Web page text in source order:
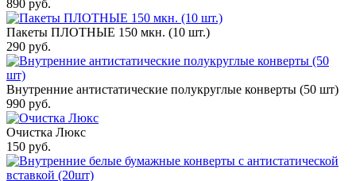
890 руб.
Пакеты ПЛОТНЫЕ 150 мкн. (10 шт.)
290 руб.
Внутренние антистатические полукруглые конверты (50 шт)
990 руб.
Очистка Люкс
150 руб.